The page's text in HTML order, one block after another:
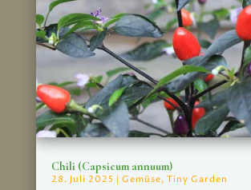
Chili (Capsicum annuum)
28. Juli 2025 | Gemüse, Tiny Garden